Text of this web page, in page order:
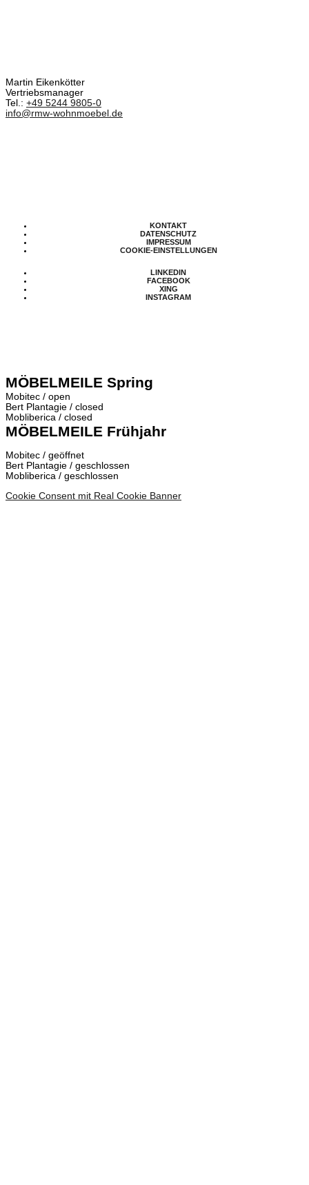
Martin Eikenkötter
Vertriebsmanager
Tel.: +49 5244 9805-0
info@rmw-wohnmoebel.de
KONTAKT
DATENSCHUTZ
IMPRESSUM
COOKIE-EINSTELLUNGEN
LINKEDIN
FACEBOOK
XING
INSTAGRAM
MÖBELMEILE Spring
Mobitec / open
Bert Plantagie / closed
Mobliberica / closed
MÖBELMEILE Frühjahr
Mobitec / geöffnet
Bert Plantagie / geschlossen
Mobliberica / geschlossen
Cookie Consent mit Real Cookie Banner